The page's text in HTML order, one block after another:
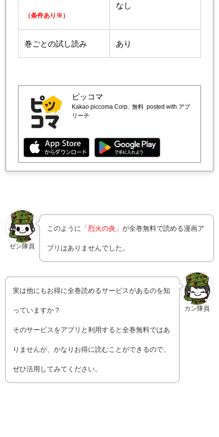
（条件あり※）
なし
巻ごとの試し読み あり
ピッコマ
Kakao piccoma Corp. 無料 posted with アプ
リーチ
ゼン隊員
このように 「烈火の炎」が全巻無料で読める漫画ア
プリはありませんでした。
カン隊員
実は他にもお得に全巻読めるサービスがあるのを知
っていますか？
そのサービスをアプリと利用すると全巻無料ではあ
りませんが、かなりお得に読むことができるので、
ぜひ活用してみてください。